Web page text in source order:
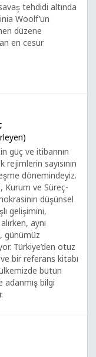
tehdidi altında
Woolf’un
düzene
en cesur
güç ve itibarının
rejimlerin sayısının
dönemindeyiz.
Kurum ve Süreç-
düşünsel
gelişimini,
aynı
günümüz
Türkiye’den otuz
bir referans kitabı
bütün
bilgi